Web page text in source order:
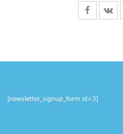
[newsletter_signup_form id=3]